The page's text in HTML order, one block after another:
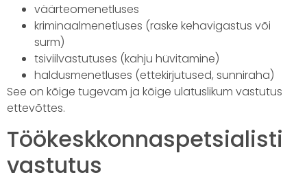
väärteomenetluses
kriminaalmenetluses (raske kehavigastus või
surm)
tsiviilvastutuses (kahju hüvitamine)
haldusmenetluses (ettekirjutused, sunniraha)
See on kõige tugevam ja kõige ulatuslikum vastutus
ettevõttes.
Töökeskkonnaspetsialisti
vastutus